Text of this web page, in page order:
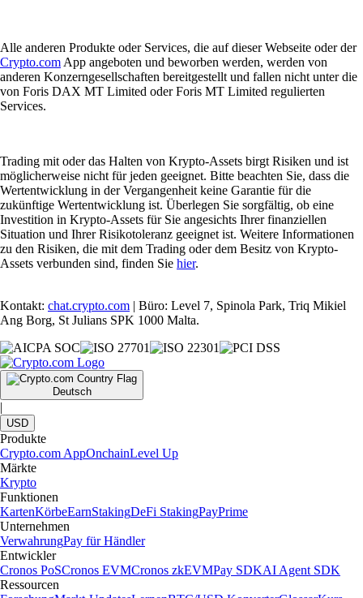
Alle anderen Produkte oder Services, die auf dieser Webseite oder der
Crypto.com App angeboten und beworben werden, werden von
anderen Konzerngesellschaften bereitgestellt und fallen nicht unter die
von Foris DAX MT Limited oder Foris MT Limited regulierten
Services.
Trading mit oder das Halten von Krypto-Assets birgt Risiken und ist
möglicherweise nicht für jeden geeignet. Bitte beachten Sie, dass die
Wertentwicklung in der Vergangenheit keine Garantie für die
zukünftige Wertentwicklung ist. Überlegen Sie sorgfältig, ob eine
Investition in Krypto-Assets für Sie angesichts Ihrer finanziellen
Situation und Ihrer Risikotoleranz geeignet ist. Weitere Informationen
zu den Risiken, die mit dem Trading oder dem Besitz von Krypto-
Assets verbunden sind, finden Sie hier.
Kontakt: chat.crypto.com | Büro: Level 7, Spinola Park, Triq Mikiel
Ang Borg, St Julians SPK 1000 Malta.
Deutsch
|
USD
Produkte
Crypto.com AppOnchainLevel Up
Märkte
Krypto
Funktionen
KartenKörbeEarnStakingDeFi StakingPayPrime
Unternehmen
VerwahrungPay für Händler
Entwickler
Cronos PoSCronos EVMCronos zkEVMPay SDKAI Agent SDK
Ressourcen